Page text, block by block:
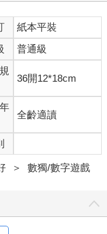
紙本平裝
普通級
36開12*18cm
全齡適讀
＞ 數獨/數字遊戲